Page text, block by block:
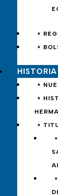
∘
∘
HISTORIA
∘
∘
∘